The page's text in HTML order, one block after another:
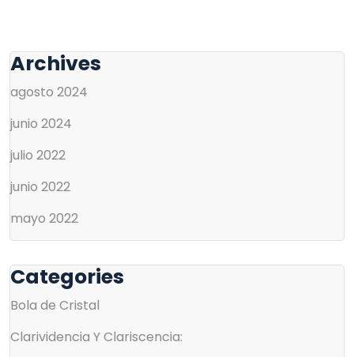
Archives
agosto 2024
junio 2024
julio 2022
junio 2022
mayo 2022
Categories
Bola de Cristal
Clarividencia Y Clariscencia: